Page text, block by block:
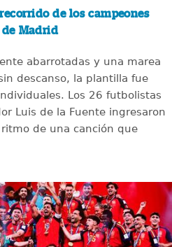
de los campeones
Madrid
abarrotadas y una marea
descanso, la plantilla fue
Los 26 futbolistas
Luis de la Fuente ingresaron
de una canción que